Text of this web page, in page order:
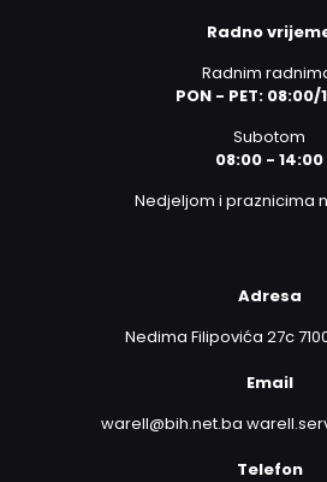
Radno
Radnim
PON - PET: 08:00/
Subotom
08:00 - 14:00
Nedjeljom i praznicima
Adresa
Nedima Filipovića 27c
Email
warell@bih.net.ba
Telefon